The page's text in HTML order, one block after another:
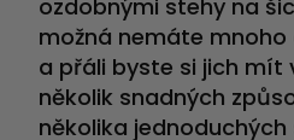
ozdobnými stehy na
možná nemáte
a přáli byste si jich mít
několik snadných
několika